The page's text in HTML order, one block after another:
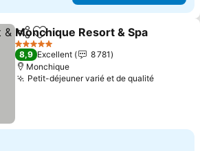
PartagerAjouter à mes favoris
Monchique Resort & Spa
5 Étoiles
8,9 Excellent
8 781
Monchique
Petit-déjeuner varié et de qualité